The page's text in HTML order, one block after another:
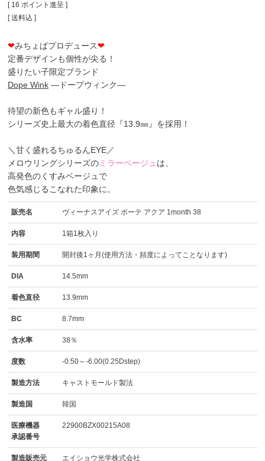
[ 16 ポイント進呈 ]
送料込
❤みちょぱプロデュース❤
定番デザインも個性が尖る！
盛りたい子限定ブランド
Dope Wink ―ドープウィンク―
待望の新色もギャル盛り！
シリーズ史上最大の着色直径『13.9㎜』を採用！
＼甘く盛れるちゅるんEYE／
メロウリングシリーズのミラーベージュ は、
高発色のくすみベージュで
色気感じるこなれた印象に。
販売名 ヴィーナスアイズ ボーテ アクア 1month 38
内容 1箱1枚入り
装用期間 開封後1ヶ月(使用方法・頻度によってことなります)
DIA 14.5mm
着色直径 13.9mm
BC 8.7mm
含水率 38％
度数 -0.50～-6.00(0.25Dstep)
製造方法 キャストモールド製法
製造国 韓国
医療機器
承認番号
22900BZX00215A08
製造販売元 エイショウ光学株式会社